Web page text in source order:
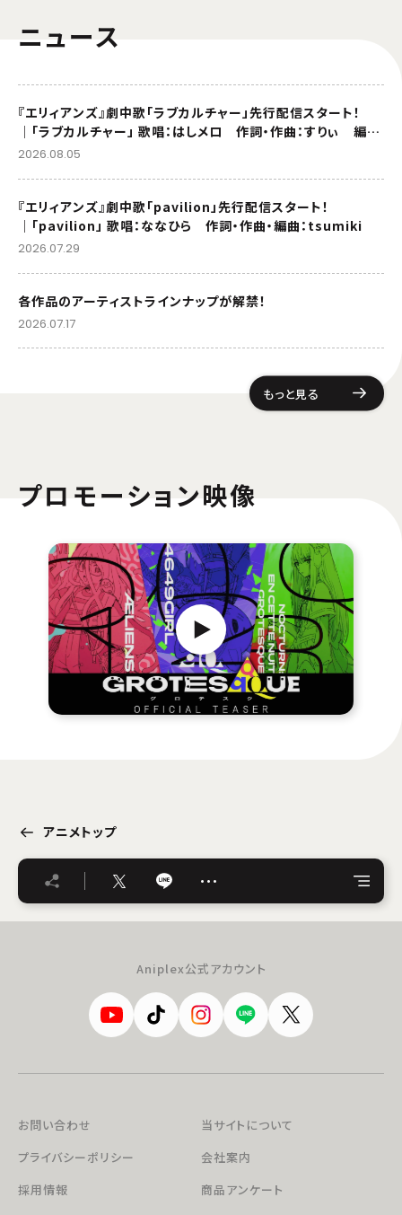
ニュース
『エリィアンズ』劇中歌「ラブカルチャー」先行配信スタート！
│「ラブカルチャー」 歌唱：はしメロ 作詞・作曲：すりぃ 編
曲：TAKU INOUE
2026.08.05
『エリィアンズ』劇中歌「pavilion」先行配信スタート！
│「pavilion」 歌唱：ななひら 作詞・作曲・編曲：tsumiki
2026.07.29
各作品のアーティストラインナップが解禁！
2026.07.17
もっと見る
プロモーション映像
アニメトップ
…
Aniplex公式アカウント
お問い合わせ
当サイトについて
プライバシーポリシー
会社案内
採用情報
商品アンケート